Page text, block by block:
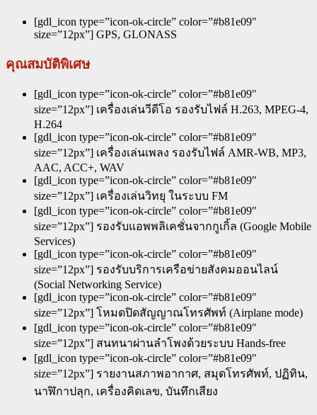
[gdl_icon type=”icon-ok-circle” color=”#b81e09″
size=”12px”] GPS, GLONASS
คุณสมบัติพิเศษ
[gdl_icon type=”icon-ok-circle” color=”#b81e09″
size=”12px”] เครื่องเล่นวีดีโอ รองรับไฟล์ H.263, MPEG-4,
H.264
[gdl_icon type=”icon-ok-circle” color=”#b81e09″
size=”12px”] เครื่องเล่นเพลง รองรับไฟล์ AMR-WB, MP3,
AAC, ACC+, WAV
[gdl_icon type=”icon-ok-circle” color=”#b81e09″
size=”12px”] เครื่องเล่นวิทยุ ในระบบ FM
[gdl_icon type=”icon-ok-circle” color=”#b81e09″
size=”12px”] รองรับแอพพลิเคชั่นจากกูเกิ้ล (Google Mobile
Services)
[gdl_icon type=”icon-ok-circle” color=”#b81e09″
size=”12px”] รองรับบริการเครือข่ายสังคมออนไลน์
(Social Networking Service)
[gdl_icon type=”icon-ok-circle” color=”#b81e09″
size=”12px”] โหมดปิดสัญญาณโทรศัพท์ (Airplane mode)
[gdl_icon type=”icon-ok-circle” color=”#b81e09″
size=”12px”] สนทนาผ่านลำโพงด้วยระบบ Hands-free
[gdl_icon type=”icon-ok-circle” color=”#b81e09″
size=”12px”] รายงานสภาพอากาศ, สมุดโทรศัพท์, ปฏิทิน,
นาฬิกาปลุก, เครื่องคิดเลข, บันทึกเสียง